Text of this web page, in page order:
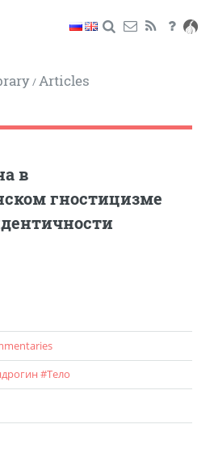
/Articles
в
гностицизме
#Тело